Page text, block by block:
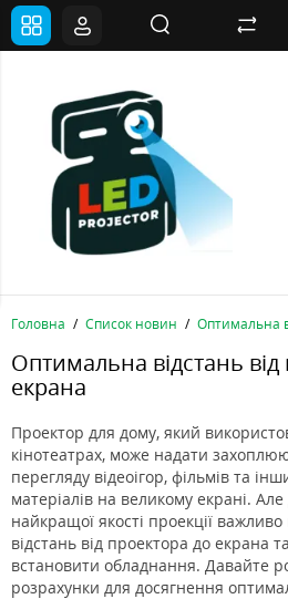
Головна Список новин Оптимальна
Оптимальна відстань
екрана
Проектор для дому, який
кінотеатрах, може надати
перегляду відеоігор, фільмів та
матеріалів на великому екрані.
найкращої якості проекції
відстань від проектора до екрана
встановити обладнання. Давайте
розрахунки для досягнення